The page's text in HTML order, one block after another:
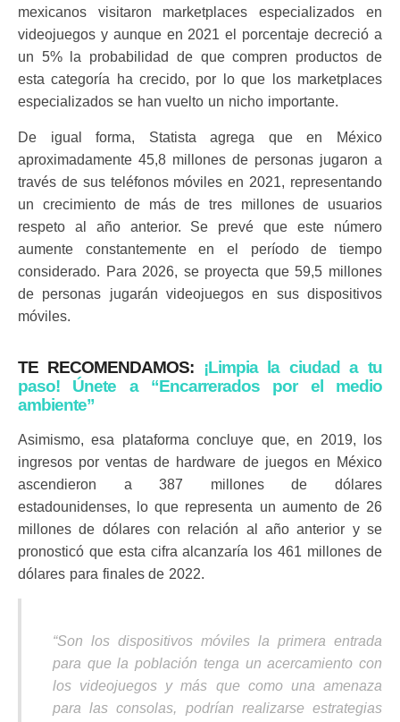
mexicanos visitaron marketplaces especializados en
videojuegos y aunque en 2021 el porcentaje decreció a
un 5% la probabilidad de que compren productos de
esta categoría ha crecido, por lo que los marketplaces
especializados se han vuelto un nicho importante.
De igual forma, Statista agrega que en México
aproximadamente 45,8 millones de personas jugaron a
través de sus teléfonos móviles en 2021, representando
un crecimiento de más de tres millones de usuarios
respeto al año anterior. Se prevé que este número
aumente constantemente en el período de tiempo
considerado. Para 2026, se proyecta que 59,5 millones
de personas jugarán videojuegos en sus dispositivos
móviles.
TE RECOMENDAMOS: ¡Limpia la ciudad a tu
paso! Únete a “Encarrerados por el medio
ambiente”
Asimismo, esa plataforma concluye que, en 2019, los
ingresos por ventas de hardware de juegos en México
ascendieron a 387 millones de dólares
estadounidenses, lo que representa un aumento de 26
millones de dólares con relación al año anterior y se
pronosticó que esta cifra alcanzaría los 461 millones de
dólares para finales de 2022.
“Son los dispositivos móviles la primera entrada
para que la población tenga un acercamiento con
los videojuegos y más que como una amenaza
para las consolas, podrían realizarse estrategias